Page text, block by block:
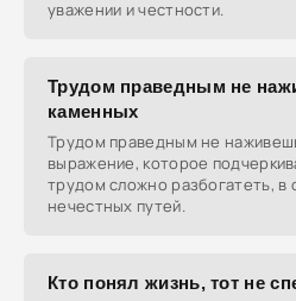
уважении и честности.
Трудом праведным не
каменных
Трудом праведным не
выражение, которое
трудом сложно разбогатеть, в
нечестных путей.
Кто понял жизнь, тот не